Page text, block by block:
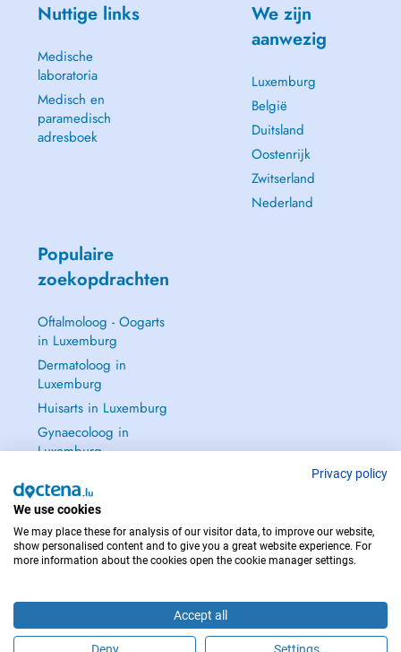
Nuttige links
Medische
laboratoria
Medisch en
paramedisch
adresboek
We zijn
aanwezig
Luxemburg
België
Duitsland
Oostenrijk
Zwitserland
Nederland
Populaire
zoekopdrachten
Oftalmoloog - Oogarts
in Luxemburg
Dermatoloog in
Luxemburg
Huisarts in Luxemburg
Gynaecoloog in
Luxemburg
NEEM IN GEVAL VAN NOOD CONTACT OP MET : 112
Privacy policy
We use cookies
We may place these for analysis of our visitor data, to improve our website,
show personalised content and to give you a great website experience. For
more information about the cookies open the cookie manager settings.
Accept all